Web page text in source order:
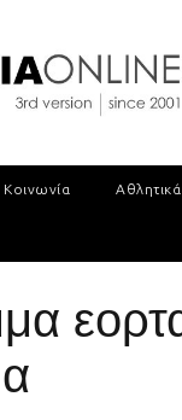
Κοινωνία Αθλητικά